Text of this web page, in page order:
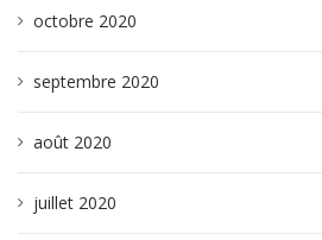
octobre 2020
septembre 2020
août 2020
juillet 2020